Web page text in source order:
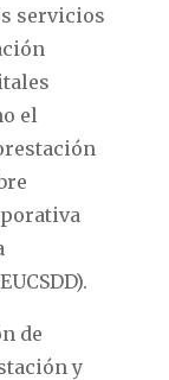
servicios
el
de
y